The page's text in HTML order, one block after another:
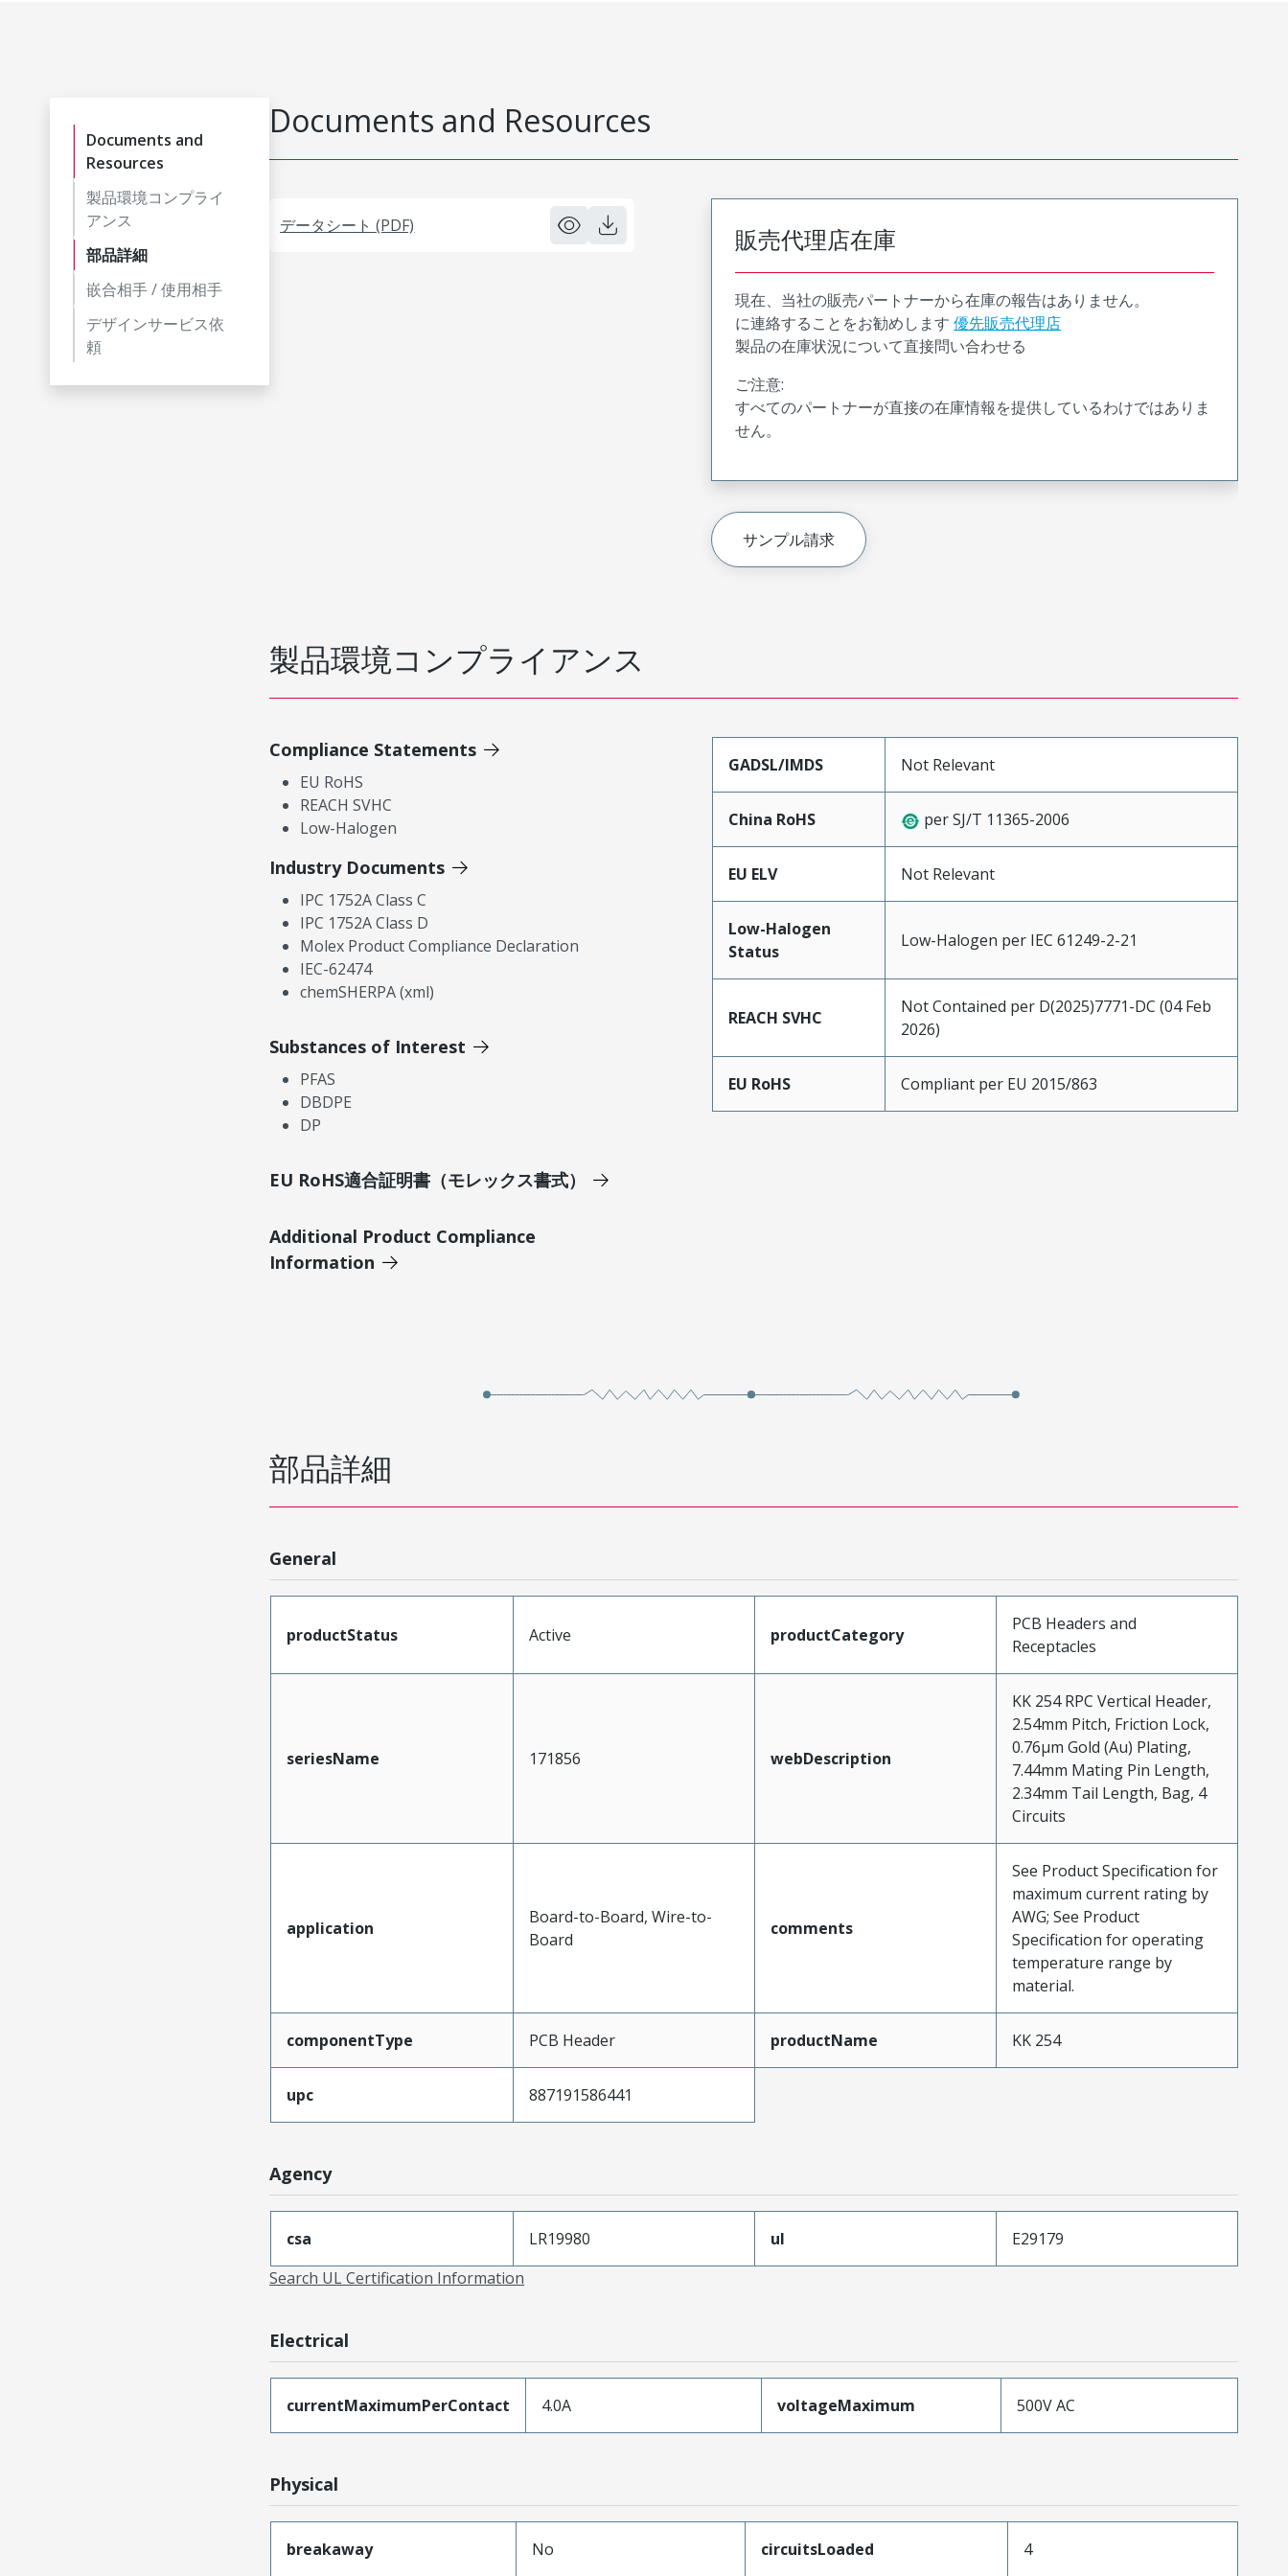
Documents and
Resources
製品環境コンプライ
アンス
部品詳細
嵌合相手 / 使用相手
デザインサービス依
頼
Documents and Resources
データシート (PDF) 販売代理店在庫
現在、当社の販売パートナーから在庫の報告はありません。
に連絡することをお勧めします 優先販売代理店
製品の在庫状況について直接問い合わせる
ご注意:
すべてのパートナーが直接の在庫情報を提供しているわけではありま
せん。
サンプル請求
製品環境コンプライアンス
Compliance Statements
EU RoHS
REACH SVHC
Low-Halogen
Industry Documents
IPC 1752A Class C
IPC 1752A Class D
Molex Product Compliance Declaration
IEC-62474
chemSHERPA (xml)
Substances of Interest
PFAS
DBDPE
DP
EU RoHS適合証明書（モレックス書式）
Additional Product Compliance
Information
GADSL/IMDS Not Relevant
China RoHS per SJ/T 11365-2006
EU ELV Not Relevant
Low-Halogen
Status
Low-Halogen per IEC 61249-2-21
REACH SVHC
Not Contained per D(2025)7771-DC (04 Feb
2026)
EU RoHS Compliant per EU 2015/863
部品詳細
General
productStatus Active productCategory
PCB Headers and
Receptacles
seriesName 171856 webDescription
KK 254 RPC Vertical Header,
2.54mm Pitch, Friction Lock,
0.76µm Gold (Au) Plating,
7.44mm Mating Pin Length,
2.34mm Tail Length, Bag, 4
Circuits
application
Board-to-Board, Wire-to-
Board
comments
See Product Specification for
maximum current rating by
AWG; See Product
Specification for operating
temperature range by
material.
componentType PCB Header productName KK 254
upc 887191586441
Agency
csa LR19980 ul
E29179
Search UL Certification Information
Electrical
currentMaximumPerContact 4.0A voltageMaximum 500V AC
Physical
breakaway No circuitsLoaded 4